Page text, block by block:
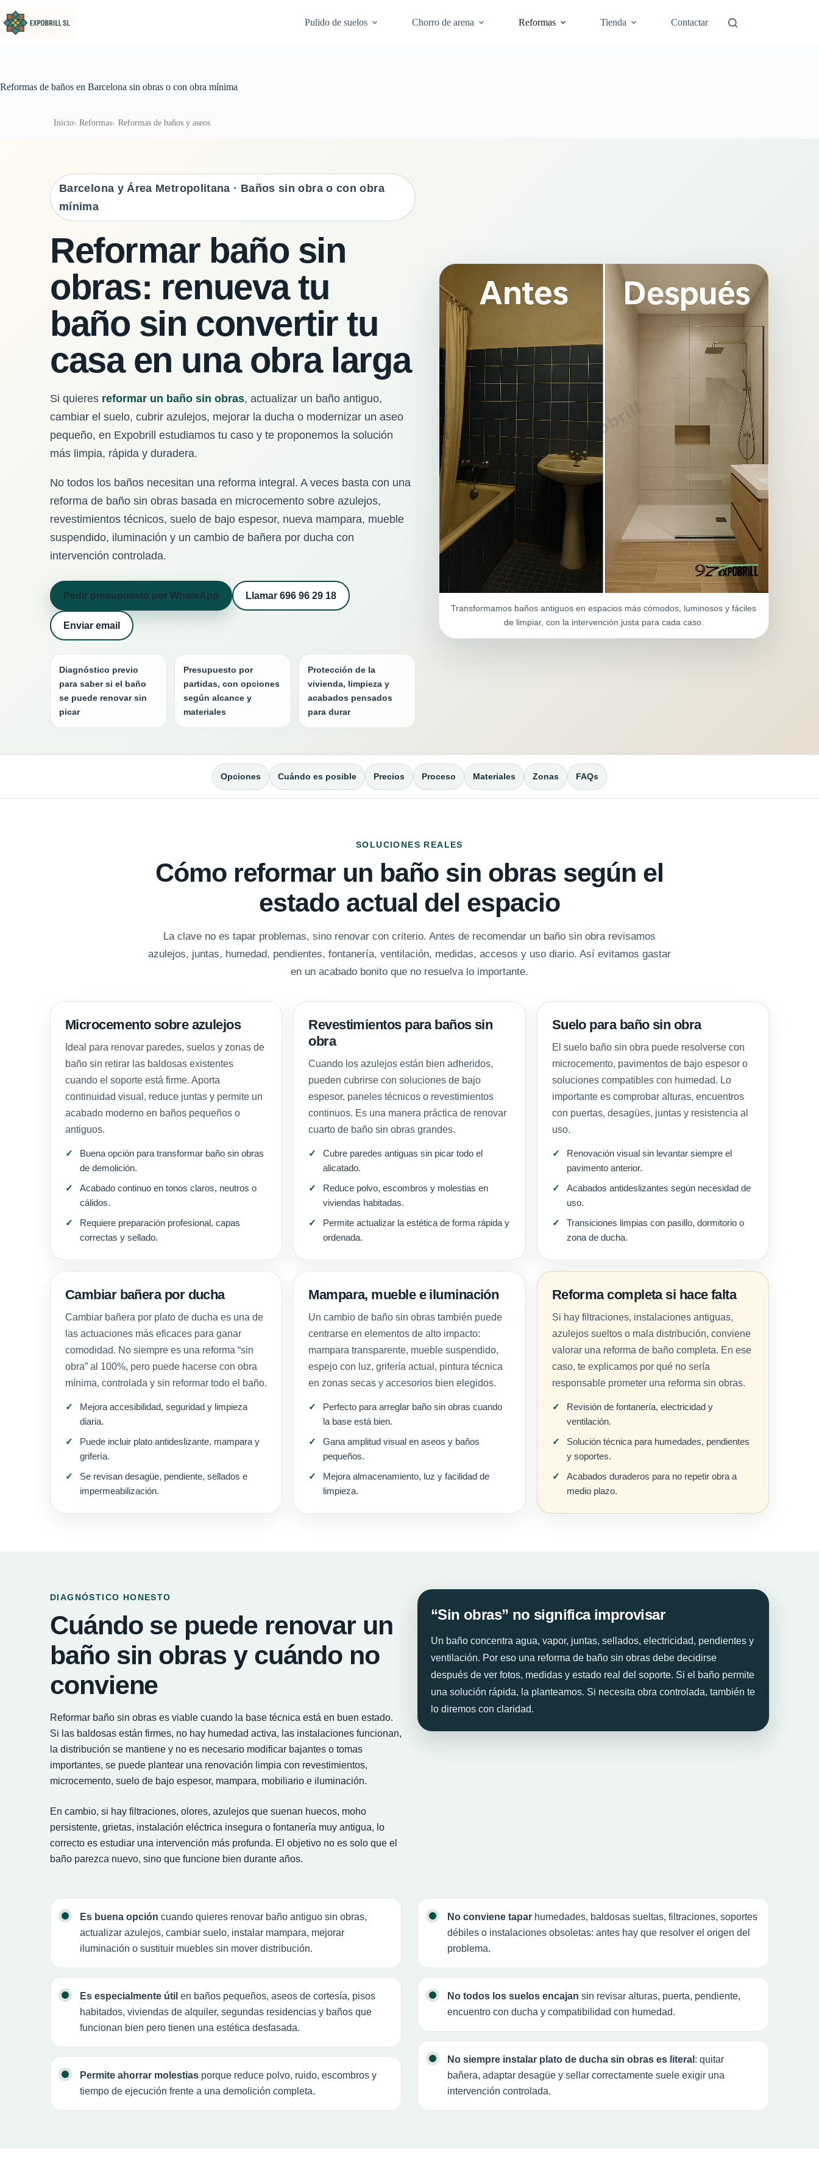
Pulido de suelos
Chorro de arena Reformas Tienda Contactar
Reformas de baños en Barcelona sin obras o con obra mínima
Inicio Reformas Reformas de baños y aseos
Barcelona y Área Metropolitana · Baños sin obra o con obra
mínima
Reformar baño sin
obras: renueva tu
baño sin convertir tu
casa en una obra larga
Si quieres reformar un baño sin obras, actualizar un baño antiguo,
cambiar el suelo, cubrir azulejos, mejorar la ducha o modernizar un aseo
pequeño, en Expobrill estudiamos tu caso y te proponemos la solución
más limpia, rápida y duradera.
No todos los baños necesitan una reforma integral. A veces basta con una
reforma de baño sin obras basada en microcemento sobre azulejos,
revestimientos técnicos, suelo de bajo espesor, nueva mampara, mueble
suspendido, iluminación y un cambio de bañera por ducha con
intervención controlada.
Pedir presupuesto por WhatsApp Llamar 696 96 29 18
Enviar email
Diagnóstico previo
para saber si el baño
se puede renovar sin
picar
Presupuesto por
partidas, con opciones
según alcance y
materiales
Protección de la
vivienda, limpieza y
acabados pensados
para durar
Transformamos baños antiguos en espacios más cómodos, luminosos y fáciles
de limpiar, con la intervención justa para cada caso.
Opciones Cuándo es posible Precios Proceso Materiales Zonas FAQs
SOLUCIONES REALES
Cómo reformar un baño sin obras según el
estado actual del espacio
La clave no es tapar problemas, sino renovar con criterio. Antes de recomendar un baño sin obra revisamos
azulejos, juntas, humedad, pendientes, fontanería, ventilación, medidas, accesos y uso diario. Así evitamos gastar
en un acabado bonito que no resuelva lo importante.
Microcemento sobre azulejos
Ideal para renovar paredes, suelos y zonas de
baño sin retirar las baldosas existentes
cuando el soporte está firme. Aporta
continuidad visual, reduce juntas y permite un
acabado moderno en baños pequeños o
antiguos.
Buena opción para transformar baño sin obras
de demolición.
Acabado continuo en tonos claros, neutros o
cálidos.
Requiere preparación profesional, capas
correctas y sellado.
Revestimientos para baños sin
obra
Cuando los azulejos están bien adheridos,
pueden cubrirse con soluciones de bajo
espesor, paneles técnicos o revestimientos
continuos. Es una manera práctica de renovar
cuarto de baño sin obras grandes.
Cubre paredes antiguas sin picar todo el
alicatado.
Reduce polvo, escombros y molestias en
viviendas habitadas.
Permite actualizar la estética de forma rápida y
ordenada.
Suelo para baño sin obra
El suelo baño sin obra puede resolverse con
microcemento, pavimentos de bajo espesor o
soluciones compatibles con humedad. Lo
importante es comprobar alturas, encuentros
con puertas, desagües, juntas y resistencia al
uso.
Renovación visual sin levantar siempre el
pavimento anterior.
Acabados antideslizantes según necesidad de
uso.
Transiciones limpias con pasillo, dormitorio o
zona de ducha.
Cambiar bañera por ducha
Cambiar bañera por plato de ducha es una de
las actuaciones más eficaces para ganar
comodidad. No siempre es una reforma “sin
obra” al 100%, pero puede hacerse con obra
mínima, controlada y sin reformar todo el baño.
Mejora accesibilidad, seguridad y limpieza
diaria.
Puede incluir plato antideslizante, mampara y
grifería.
Se revisan desagüe, pendiente, sellados e
impermeabilización.
Mampara, mueble e iluminación
Un cambio de baño sin obras también puede
centrarse en elementos de alto impacto:
mampara transparente, mueble suspendido,
espejo con luz, grifería actual, pintura técnica
en zonas secas y accesorios bien elegidos.
Perfecto para arreglar baño sin obras cuando
la base está bien.
Gana amplitud visual en aseos y baños
pequeños.
Mejora almacenamiento, luz y facilidad de
limpieza.
Reforma completa si hace falta
Si hay filtraciones, instalaciones antiguas,
azulejos sueltos o mala distribución, conviene
valorar una reforma de baño completa. En ese
caso, te explicamos por qué no sería
responsable prometer una reforma sin obras.
Revisión de fontanería, electricidad y
ventilación.
Solución técnica para humedades, pendientes
y soportes.
Acabados duraderos para no repetir obra a
medio plazo.
DIAGNÓSTICO HONESTO
Cuándo se puede renovar un
baño sin obras y cuándo no
conviene
Reformar baño sin obras es viable cuando la base técnica está en buen estado.
Si las baldosas están firmes, no hay humedad activa, las instalaciones funcionan,
la distribución se mantiene y no es necesario modificar bajantes o tomas
importantes, se puede plantear una renovación limpia con revestimientos,
microcemento, suelo de bajo espesor, mampara, mobiliario e iluminación.
En cambio, si hay filtraciones, olores, azulejos que suenan huecos, moho
persistente, grietas, instalación eléctrica insegura o fontanería muy antigua, lo
correcto es estudiar una intervención más profunda. El objetivo no es solo que el
baño parezca nuevo, sino que funcione bien durante años.
“Sin obras” no significa improvisar
Un baño concentra agua, vapor, juntas, sellados, electricidad, pendientes y
ventilación. Por eso una reforma de baño sin obras debe decidirse
después de ver fotos, medidas y estado real del soporte. Si el baño permite
una solución rápida, la planteamos. Si necesita obra controlada, también te
lo diremos con claridad.
Es buena opción cuando quieres renovar baño antiguo sin obras,
actualizar azulejos, cambiar suelo, instalar mampara, mejorar
iluminación o sustituir muebles sin mover distribución.
Es especialmente útil en baños pequeños, aseos de cortesía, pisos
habitados, viviendas de alquiler, segundas residencias y baños que
funcionan bien pero tienen una estética desfasada.
Permite ahorrar molestias porque reduce polvo, ruido, escombros y
tiempo de ejecución frente a una demolición completa.
No conviene tapar humedades, baldosas sueltas, filtraciones, soportes
débiles o instalaciones obsoletas: antes hay que resolver el origen del
problema.
No todos los suelos encajan sin revisar alturas, puerta, pendiente,
encuentro con ducha y compatibilidad con humedad.
No siempre instalar plato de ducha sin obras es literal : quitar
bañera, adaptar desagüe y sellar correctamente suele exigir una
intervención controlada.